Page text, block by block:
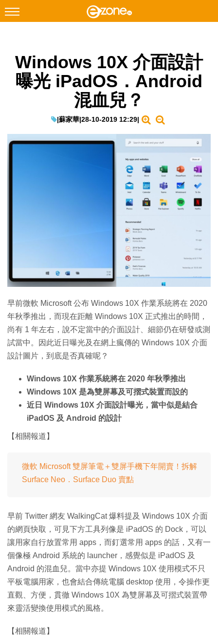
Facebook Instagram
科技焦點
教學評測
Windows 10X 介面設計
曝光 iPadOS．Android
混血兒？
|蘇家華|28-10-2019 12:29|
早前微軟 Microsoft 公布 Windows 10X 作業系統將在 2020
年秋季推出，而現在距離 Windows 10X 正式推出的時間，
尚有 1 年左右，說不定當中的介面設計、細節仍在研發或測
試當中。因此近日曝光及在網上瘋傳的 Windows 10X 介面
設計圖片，到底是否真確呢？
Windows 10X 作業系統將在 2020 年秋季推出
Windows 10X 是為雙屏幕及可摺式裝置而設的
近日 Windows 10X 介面設計曝光，當中似是結合
iPadOS 及 Android 的設計
【相關報道】
微軟 Microsoft 雙屏筆電＋雙屏手機下年開賣！拆解
Surface Neo．Surface Duo 賣點
早前 Twitter 網友 WalkingCat 爆料提及 Windows 10X 介面
的網頁快取，可見下方工具列像是 iPadOS 的 Dock，可以
讓用家自行放置常用 apps，而釘選常用 apps 的話，又有一
個像極 Android 系統的 launcher，感覺似是 iPadOS 及
Android 的混血兒。當中亦提 Windows 10X 使用模式不只
平板電腦用家，也會結合傳統電腦 desktop 使用，令操作更
直觀、方便，貫徹 Windows 10X 為雙屏幕及可摺式裝置帶
來靈活變換使用模式的風格。
【相關報道】